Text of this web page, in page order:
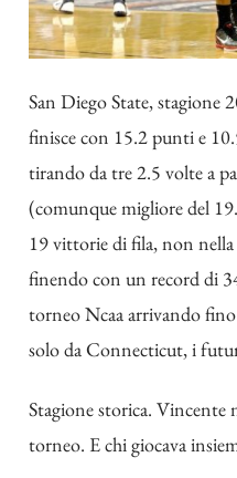
San Diego State, stagione
finisce con 15.2 punti e
tirando da tre 2.5 volte a
(comunque migliore del
19 vittorie di fila, non
finendo con un record di
torneo Ncaa arrivando
solo da Connecticut, i
Stagione storica. Vincente
torneo. E chi giocava